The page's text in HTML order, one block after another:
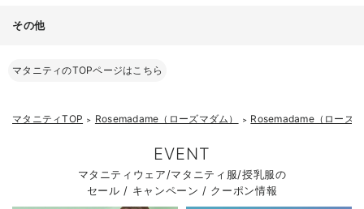
その他
マタニティのTOPページはこちら
マタニティTOP ＞ Rosemadame（ローズマダム） ＞ Rosemadame（ローズ
EVENT
マタニティウェア/マタニティ服/授乳服の
セール / キャンペーン / クーポン情報